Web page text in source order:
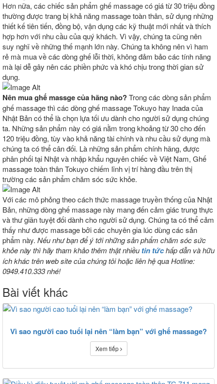
Hơn nữa, các chiếc sản phẩm ghế massage có giá từ 30 triệu đồng
thường được trang bị khả năng massage toàn thân, sử dụng những
thiết kế tiên tiến, đồng bộ, vận dụng các kỹ thuật mới nhất và thích
hợp hơn với nhu cầu của quý khách. Vì vậy, chúng ta cũng nên
suy nghĩ về những thế mạnh lớn này. Chúng ta không nên vì ham
rẻ mà mua về các dòng ghế lỗi thời, không đảm bảo các tính năng
mà lại dễ gây nên các phiền phức và khó chịu trong thời gian sử
dụng.
Nên mua ghế massge của hãng nào?Trong các dòng sản phẩm
ghế massage thì các dòng ghế massage Tokuyo hay Inada của
Nhật Bản có thể là chọn lựa tối ưu dành cho người sử dụng chúng
ta. Những sản phẩm này có giá nằm trong khoảng từ 30 cho đến
120 triệu đồng, tùy vào khả năng tài chính và nhu cầu sử dụng mà
chúng ta có thể cân đối. Là những sản phẩm chính hãng, được
phân phối tại Nhật và nhập khẩu nguyên chiếc về Việt Nam, Ghế
massage toàn thân Tokuyo chiếm lĩnh vị trí hàng đầu trên thị
trường các sản phẩm chăm sóc sức khỏe.
Với các mô phỏng theo cách thức massage truyền thống của Nhật
Bản, những dòng ghế massage này mang đến cảm giác trung thực
và thư giãn tuyệt đối dành cho người sử dụng. Chúng ta có thể cảm
thấy như được massage bởi các chuyên gia lúc dùng các sản
phẩm này. Nếu như bạn để ý tới những sản phẩm chăm sóc sức
khỏe này thì hãy tham khảo thêm thật nhiều tin tứchấp dẫn và hữu
ích khác trên web site của chúng tôi hoặc liên hệ qua Hotline:
0949.410.333 nhé!
Bài viết khác
Vì sao người cao tuổi lại nên “làm bạn” với ghế massage?
Xem tiếp